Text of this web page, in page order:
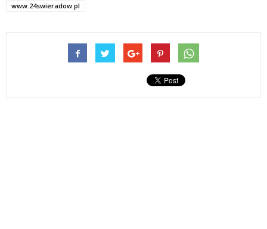
www.24swieradow.pl